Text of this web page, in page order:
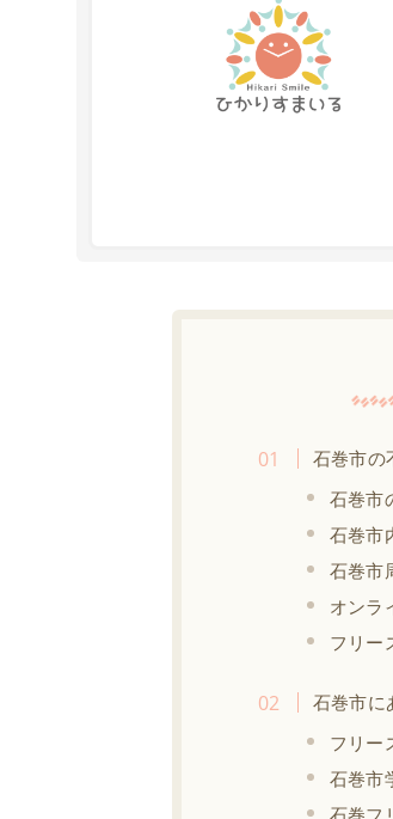
石巻市の
石巻市
石巻市
石巻市
オンラ
フリー
石巻市に
フリー
石巻市
石巻フ